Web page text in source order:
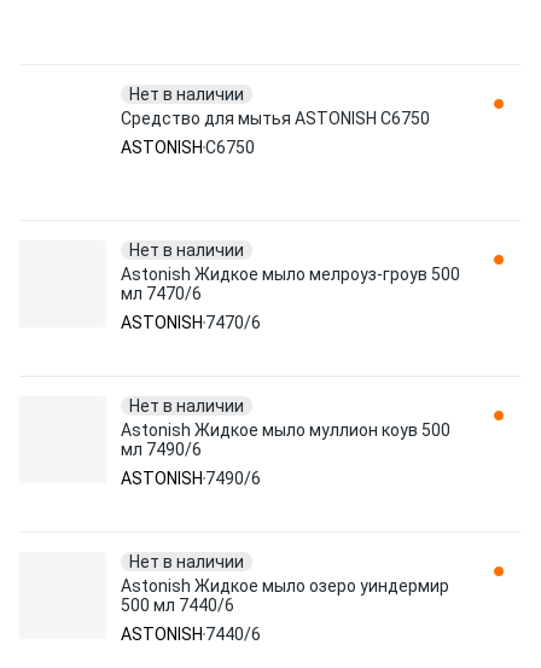
Нет в наличии
Средство для мытья ASTONISH C6750
ASTONISH C6750
Нет в наличии
Astonish Жидкое мыло мелроуз-гроув 500
мл 7470/6
ASTONISH 7470/6
Нет в наличии
Astonish Жидкое мыло муллион коув 500
мл 7490/6
ASTONISH 7490/6
Нет в наличии
Astonish Жидкое мыло озеро уиндермир
500 мл 7440/6
ASTONISH 7440/6